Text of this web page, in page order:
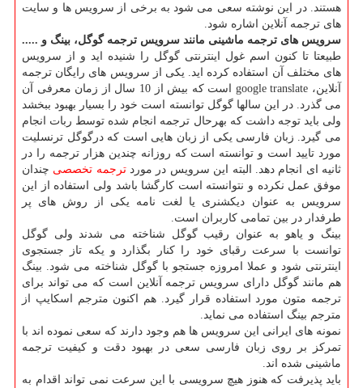
هستند. در این نوشته سعی می شود به برخی از سرویس ها و سایت
های ترجمه آنلاین اشاره شود.
سرویس های ترجمه ماشینی مانند سرویس ترجمه گوگل، بینگ و .....
طبیعتا تا کنون اسم غول اینترنتی گوگل را شنیده اید و از سرویس
های مختلف آن استفاده کرده اید. یکی از سرویس های رایگان ترجمه
آنلاین، google translate
است که بیش از 10 سال از زمان معرفی آن
می گذرد. در این سالها گوگل توانسته است خود را بسیار بهبود ببخشد
ولی باید توجه داشت که بهرحال ترجمه انجام شده توسط ربات انجام
می گیرد. زبان فارسی یکی از زبان هایی است که درگوگل ترنسلیت
مورد تایید است و توانسته است که روزانه چندین هزار ترجمه را در
ثانیه ای انجام دهد. البته این سرویس در موردترجمه تخصصی چندان
موفق عمل نکرده و نتوانسته است کارگشا باشد ولی استفاده از این
سرویس به عنوان دیکشنری یا لغت نامه یکی از روش های پر
طرفدار در بین تمامی کاربران است.
بینگ و یاهو به عنوان رقیب گوگل شناخته می شدند ولی گوگل
توانست با سرعت رقبای خود را کنار بگذارد و یکه تاز جستجوی
اینترنتی شود و عملا امروزه جستجو با گوگل شناخته می شود. بینگ
هم مانند گوگل دارای سرویس ترجمه آنلاین است که می تواند برای
ترجمه متون مورد استفاده قرار گیرد. هم اکنون مترجم اسکایپ از
مترجم بینگ استفاده می نماید.
نمونه های ایرانی این سرویس ها هم وجود دارند که سعی نموده اند با
تمرکز بر روی زبان فارسی سعی در بهبود دقت و کیفیت ترجمه
ماشینی شده اند.
باید پذیرفت که هنوز هیچ سرویسی با این سرعت نمی تواند اقدام به